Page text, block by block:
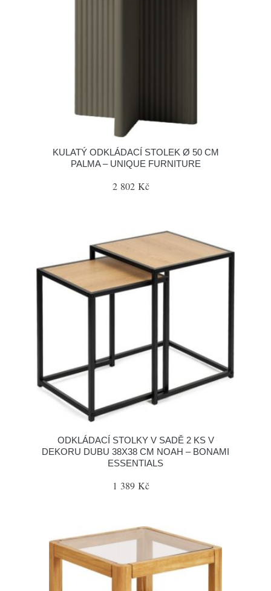
KULATÝ ODKLÁDACÍ STOLEK Ø 50 CM
PALMA – UNIQUE FURNITURE
2 802 Kč
ODKLÁDACÍ STOLKY V SADĚ 2 KS V
DEKORU DUBU 38X38 CM NOAH – BONAMI
ESSENTIALS
1 389 Kč